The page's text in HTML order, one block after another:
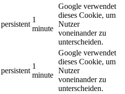
persistent
1
minute
Google verwendet
dieses Cookie, um
Nutzer
voneinander zu
unterscheiden.
persistent
1
minute
Google verwendet
dieses Cookie, um
Nutzer
voneinander zu
unterscheiden.